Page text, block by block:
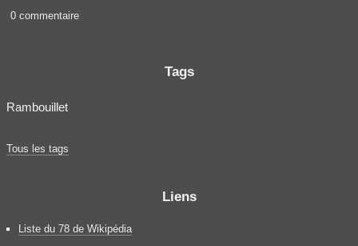
0 commentaire
Tags
Rambouillet
Tous les tags
Liens
Liste du 78 de Wikipédia